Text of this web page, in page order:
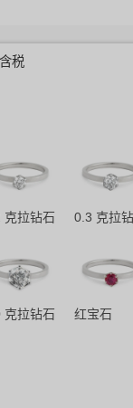
含税
克拉钻石 0.3 克拉
克拉钻石 红宝石